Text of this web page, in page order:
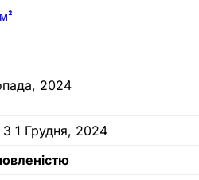
2024
З 1 Грудня, 2024